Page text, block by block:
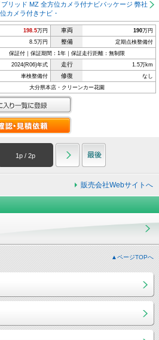
リッド MZ 全方位カメラ付ナビパッケージ 弊社
カメラ付きナビ・
198.5万円 車両 190万円
8.5万円 整備 定期点検整備付
保証付｜保証期間：1年｜保証走行距離：無制限
2024(R06)年式 走行 1.5万km
車検整備付 修復 なし
大分県本店・クリーンカー花園
1p / 2p
販売会社Webサイトへ
▲ページTOPへ